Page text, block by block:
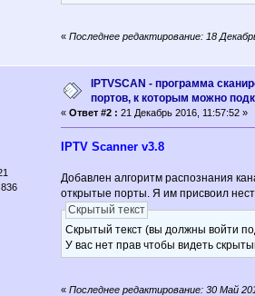
«Последнее редактирование: 18
IPTVSCAN - программа
портов, к которым можно
«Ответ #2 : 21 Декабрь 2016, 11:57:52 »
IPTV Scanner v3.8
Добавлен алгоритм распознания
открытые порты. Я им присвоил
Скрытый текст
Скрытый текст (вы должны войти
У вас нет прав чтобы видеть
«Последнее редактирование: 30 Май